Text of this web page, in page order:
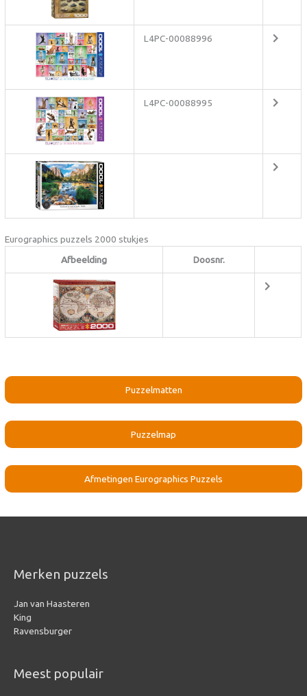
L4PC-00088996
L4PC-00088995
Eurographics puzzels 2000 stukjes
Afbeelding
Doosnr.
Puzzelmatten
Puzzelmap
Afmetingen Eurographics Puzzels
Merken puzzels
Jan van Haasteren
King
Ravensburger
Meest populair